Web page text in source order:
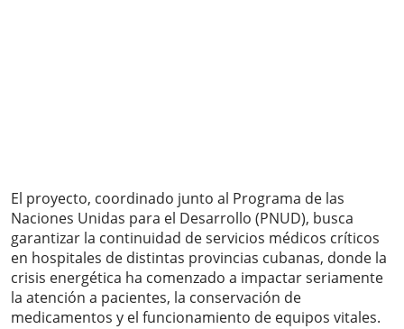
El proyecto, coordinado junto al Programa de las
Naciones Unidas para el Desarrollo (PNUD), busca
garantizar la continuidad de servicios médicos críticos
en hospitales de distintas provincias cubanas, donde la
crisis energética ha comenzado a impactar seriamente
la atención a pacientes, la conservación de
medicamentos y el funcionamiento de equipos vitales.